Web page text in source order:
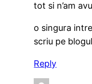
tot si n’am
o singura
scriu pe
Reply